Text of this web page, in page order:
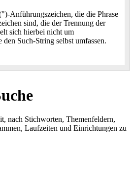
Anführungszeichen, die die Phrase
sind, die der Trennung der
sich hierbei nicht um
Such-String selbst umfassen.
nach Stichworten, Themenfeldern,
Laufzeiten und Einrichtungen zu